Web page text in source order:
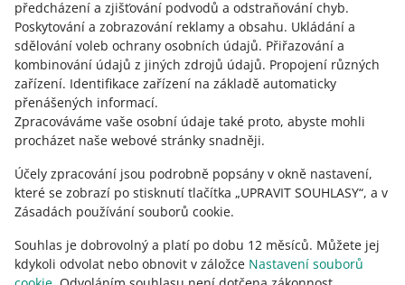
předcházení a zjišťování podvodů a odstraňování chyb.
Poskytování a zobrazování reklamy a obsahu. Ukládání a
sdělování voleb ochrany osobních údajů. Přiřazování a
kombinování údajů z jiných zdrojů údajů. Propojení různých
zařízení. Identifikace zařízení na základě automaticky
přenášených informací.
Zpracováváme vaše osobní údaje také proto, abyste mohli
procházet naše webové stránky snadněji.
Účely zpracování jsou podrobně popsány v okně nastavení,
které se zobrazí po stisknutí tlačítka „UPRAVIT SOUHLASY“, a v
Zásadách používání souborů cookie.
Souhlas je dobrovolný a platí po dobu 12 měsíců. Můžete jej
kdykoli odvolat nebo obnovit v záložce Nastavení souborů
slovenčina
o allegro.cz
polski
čeština
English
o allegro.sk
čeština
English